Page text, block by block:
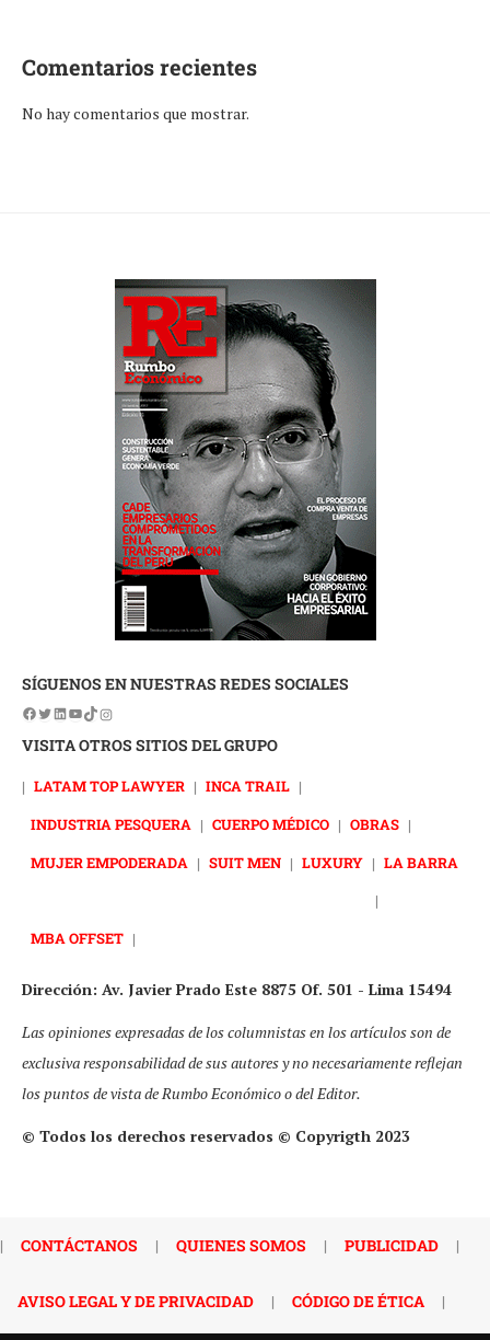
Comentarios recientes
No hay comentarios que mostrar.
SÍGUENOS EN NUESTRAS REDES SOCIALES
VISITA OTROS SITIOS DEL GRUPO
| LATAM TOP LAWYER | INCA TRAIL |
INDUSTRIA PESQUERA | CUERPO MÉDICO | OBRAS |
MUJER EMPODERADA | SUIT MEN | LUXURY | LA BARRA
|
MBA OFFSET |
Dirección: Av. Javier Prado Este 8875 Of. 501 - Lima 15494
Las opiniones expresadas de los columnistas en los artículos son de
exclusiva responsabilidad de sus autores y no necesariamente reflejan
los puntos de vista de Rumbo Económico o del Editor.
© Todos los derechos reservados © Copyrigth 2023
| CONTÁCTANOS | QUIENES SOMOS | PUBLICIDAD |
AVISO LEGAL Y DE PRIVACIDAD | CÓDIGO DE ÉTICA |